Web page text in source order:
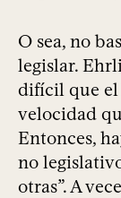
O sea, no
legislar.
difícil que el
velocidad
Entonces,
no
otras”. A